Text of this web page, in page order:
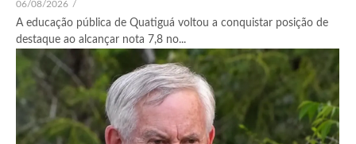
06/08/2026 /
A educação pública de Quatiguá voltou a conquistar posição de
destaque ao alcançar nota 7,8 no...